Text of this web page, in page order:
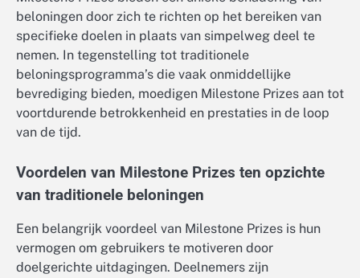
beloningen door zich te richten op het bereiken van
specifieke doelen in plaats van simpelweg deel te
nemen. In tegenstelling tot traditionele
beloningsprogramma’s die vaak onmiddellijke
bevrediging bieden, moedigen Milestone Prizes aan tot
voortdurende betrokkenheid en prestaties in de loop
van de tijd.
Voordelen van Milestone Prizes ten opzichte
van traditionele beloningen
Een belangrijk voordeel van Milestone Prizes is hun
vermogen om gebruikers te motiveren door
doelgerichte uitdagingen. Deelnemers zijn